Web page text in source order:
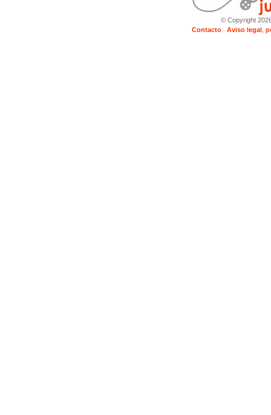
© Copyright
Contacto
Aviso legal